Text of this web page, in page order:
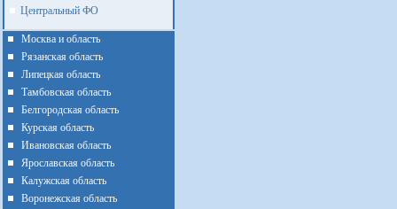
Центральный ФО
Москва и область
Рязанская область
Липецкая область
Тамбовская область
Белгородская область
Курская область
Ивановская область
Ярославская область
Калужская область
Воронежская область